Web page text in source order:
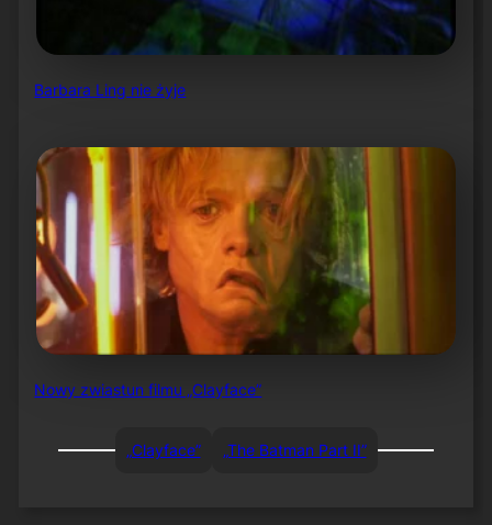
Barbara Ling nie żyje
Nowy zwiastun filmu „Clayface”
„Clayface” „The Batman Part II”